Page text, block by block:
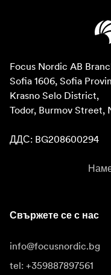
Focus Nordic AB
Sofia 1606, Sofia
Krasno Selo District,
Todor, Burmov Street,
ДДС: BG208600294
Свържете се с нас
info@focusnordic.bg
tel: +359887897561